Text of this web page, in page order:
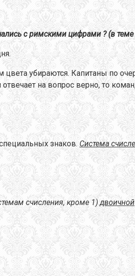
с римскими цифрами ? (в
убираются. Капитаны по
на вопрос верно, то
знаков. Система
счисления, кроме 1)двоичной